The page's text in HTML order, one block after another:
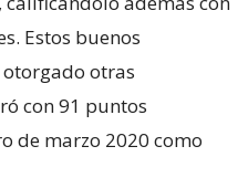
Estos buenos
otras
con 91 puntos
de marzo 2020 como